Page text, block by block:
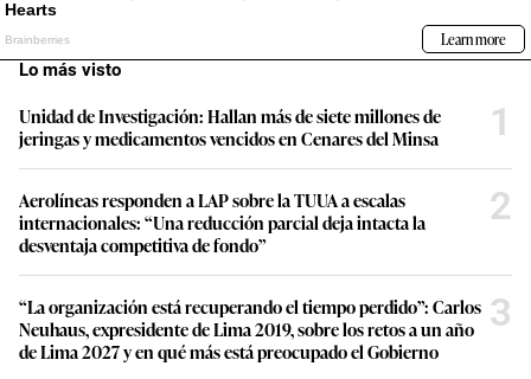
Lo más visto
Unidad de Investigación: Hallan más de siete millones de
jeringas y medicamentos vencidos en Cenares del Minsa
1
Aerolíneas responden a LAP sobre la TUUA a escalas
internacionales: “Una reducción parcial deja intacta la
desventaja competitiva de fondo”
2
“La organización está recuperando el tiempo perdido”: Carlos
Neuhaus, expresidente de Lima 2019, sobre los retos a un año
de Lima 2027 y en qué más está preocupado el Gobierno
3